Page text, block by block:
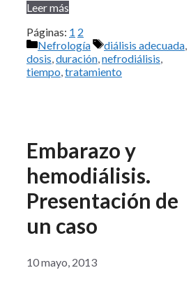
Leer más
Páginas: 1 2
Categorías
Nefrología Etiquetas
diálisis adecuada,
dosis,duración,nefrodiálisis,
tiempo,tratamiento
Embarazo y
hemodiálisis.
Presentación de
un caso
10 mayo, 2013